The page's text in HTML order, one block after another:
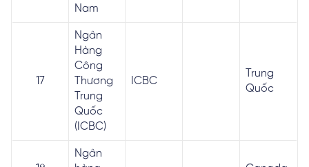
Nam
17
Ngân
Hàng
Công
Thương
Trung
Quốc
(ICBC)
ICBC
Trung
Quốc
Ngân